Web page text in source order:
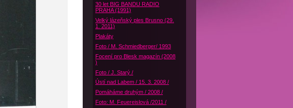
30 let BIG BANDU RADIO
PRAHA (1991)
Velký lázeňský ples Brusno (29.
1. 2011)
Plakáty
Foto / M. Schmiedberger/ 1993
Focení pro Blesk magazín (2008
)
Foto / J. Starý /
Ústí nad Labem / 15. 3. 2008 /
Pomáháme druhým / 2008 /
Foto: M. Feuereislová /2011 /